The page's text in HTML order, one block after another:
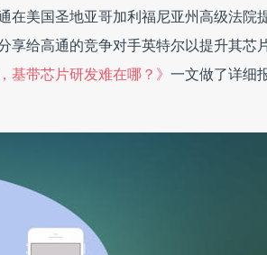
在美国圣地亚哥加利福尼亚州高级法院
享给高通的竞争对手英特尔以提升其芯
基带芯片研发难在哪？》 一文做了详细